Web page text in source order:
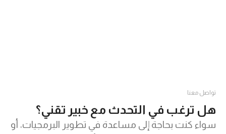
تواصل معنا
هل ترغب في التحدث مع خبير تقني؟
سواء كنت بحاجة إلى مساعدة في تطوير البرمجيات، أو